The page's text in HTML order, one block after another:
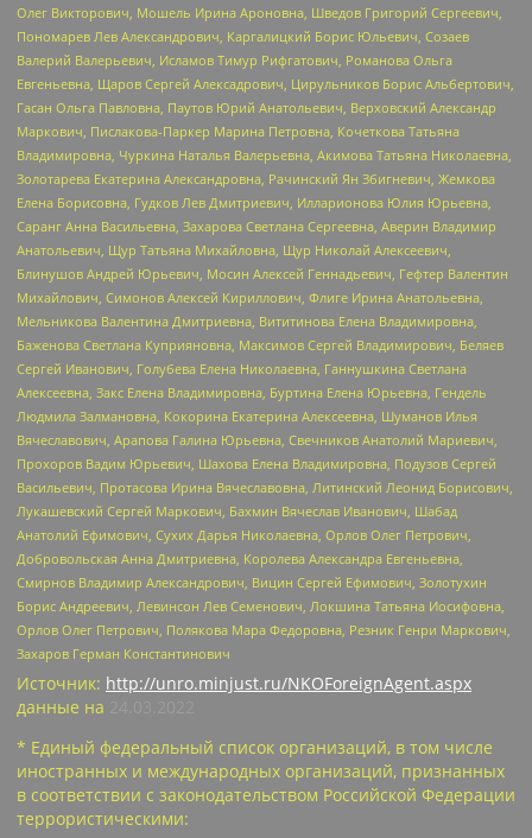
Олег Викторович, Мошель Ирина Ароновна, Шведов Григорий Сергеевич,
Пономарев Лев Александрович, Каргалицкий Борис Юльевич, Созаев
Валерий Валерьевич, Исламов Тимур Рифгатович, Романова Ольга
Евгеньевна, Щаров Сергей Алексадрович, Цирульников Борис Альбертович,
Гасан Ольга Павловна, Паутов Юрий Анатольевич, Верховский Александр
Маркович, Пислакова-Паркер Марина Петровна, Кочеткова Татьяна
Владимировна, Чуркина Наталья Валерьевна, Акимова Татьяна Николаевна,
Золотарева Екатерина Александровна, Рачинский Ян Збигневич, Жемкова
Елена Борисовна, Гудков Лев Дмитриевич, Илларионова Юлия Юрьевна,
Саранг Анна Васильевна, Захарова Светлана Сергеевна, Аверин Владимир
Анатольевич, Щур Татьяна Михайловна, Щур Николай Алексеевич,
Блинушов Андрей Юрьевич, Мосин Алексей Геннадьевич, Гефтер Валентин
Михайлович, Симонов Алексей Кириллович, Флиге Ирина Анатольевна,
Мельникова Валентина Дмитриевна, Вититинова Елена Владимировна,
Баженова Светлана Куприяновна, Максимов Сергей Владимирович, Беляев
Сергей Иванович, Голубева Елена Николаевна, Ганнушкина Светлана
Алексеевна, Закс Елена Владимировна, Буртина Елена Юрьевна, Гендель
Людмила Залмановна, Кокорина Екатерина Алексеевна, Шуманов Илья
Вячеславович, Арапова Галина Юрьевна, Свечников Анатолий Мариевич,
Прохоров Вадим Юрьевич, Шахова Елена Владимировна, Подузов Сергей
Васильевич, Протасова Ирина Вячеславовна, Литинский Леонид Борисович,
Лукашевский Сергей Маркович, Бахмин Вячеслав Иванович, Шабад
Анатолий Ефимович, Сухих Дарья Николаевна, Орлов Олег Петрович,
Добровольская Анна Дмитриевна, Королева Александра Евгеньевна,
Смирнов Владимир Александрович, Вицин Сергей Ефимович, Золотухин
Борис Андреевич, Левинсон Лев Семенович, Локшина Татьяна Иосифовна,
Орлов Олег Петрович, Полякова Мара Федоровна, Резник Генри Маркович,
Захаров Герман Константинович
Источник: http://unro.minjust.ru/NKOForeignAgent.aspx
данные на
* Единый федеральный список организаций, в том числе
иностранных и международных организаций, признанных
в соответствии с законодательством Российской Федерации
террористическими: